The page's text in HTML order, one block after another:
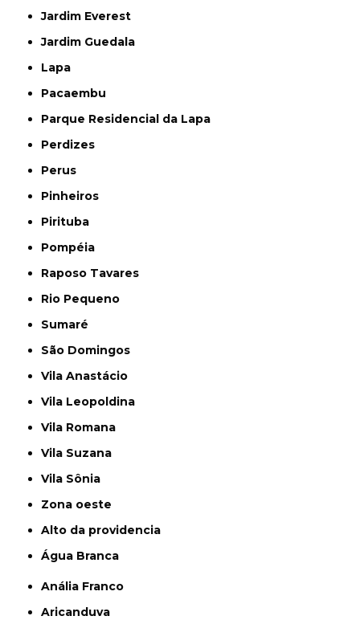
Jardim Everest
Jardim Guedala
Lapa
Pacaembu
Parque Residencial da Lapa
Perdizes
Perus
Pinheiros
Pirituba
Pompéia
Raposo Tavares
Rio Pequeno
Sumaré
São Domingos
Vila Anastácio
Vila Leopoldina
Vila Romana
Vila Suzana
Vila Sônia
Zona oeste
alto da providencia
Água Branca
Anália Franco
Aricanduva